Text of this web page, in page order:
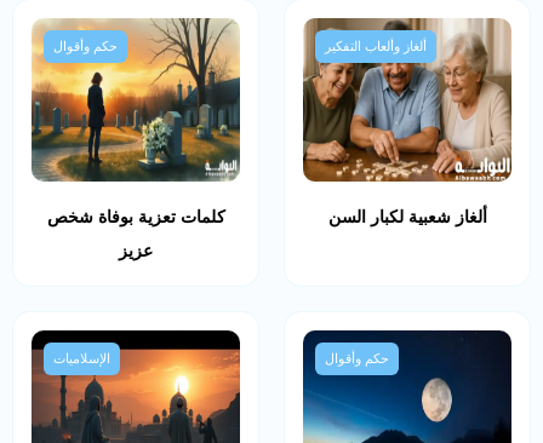
ألغاز وألعاب التفكير
ألغاز شعبية لكبار السن
حكم وأقوال
كلمات تعزية بوفاة شخص
عزيز
حكم وأقوال الإسلاميات